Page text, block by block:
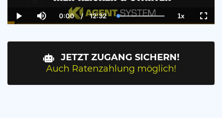
Play Mute
Current
Time
0:00 / Duration
12:32 Loaded:
100.00%
1xPlayback
Rate
JETZT ZUGANG SICHERN!
Auch Ratenzahlung möglich!